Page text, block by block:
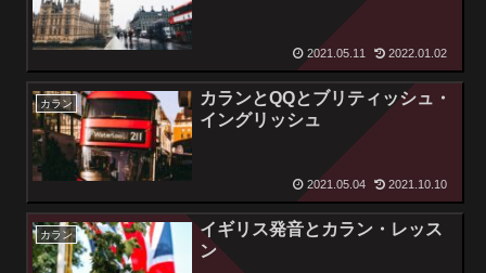
2021.05.11 2022.01.02
カラン
カランとQQとブリティッシュ・
イングリッシュ
2021.05.04 2021.10.10
カラン
イギリス発音とカラン・レッス
ン